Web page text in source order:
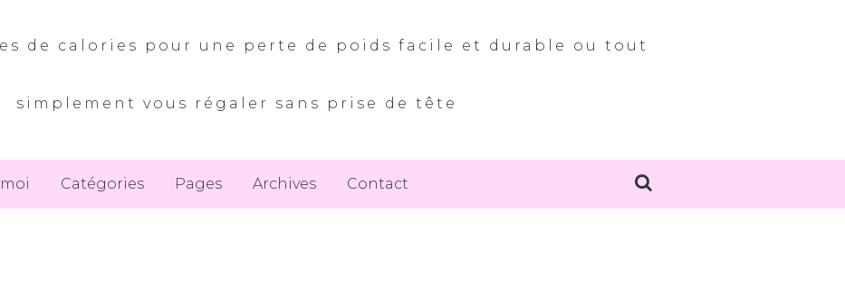
de calories pour une perte de poids facile et durable ou tout
simplement vous régaler sans prise de tête
Catégories Pages Archives Contact